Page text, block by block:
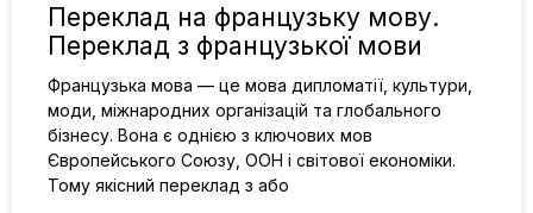
Переклад на французьку мову.
Переклад з французької мови
Французька мова — це мова дипломатії, культури,
моди, міжнародних організацій та глобального
бізнесу. Вона є однією з ключових мов
Європейського Союзу, ООН і світової економіки.
Тому якісний переклад з або